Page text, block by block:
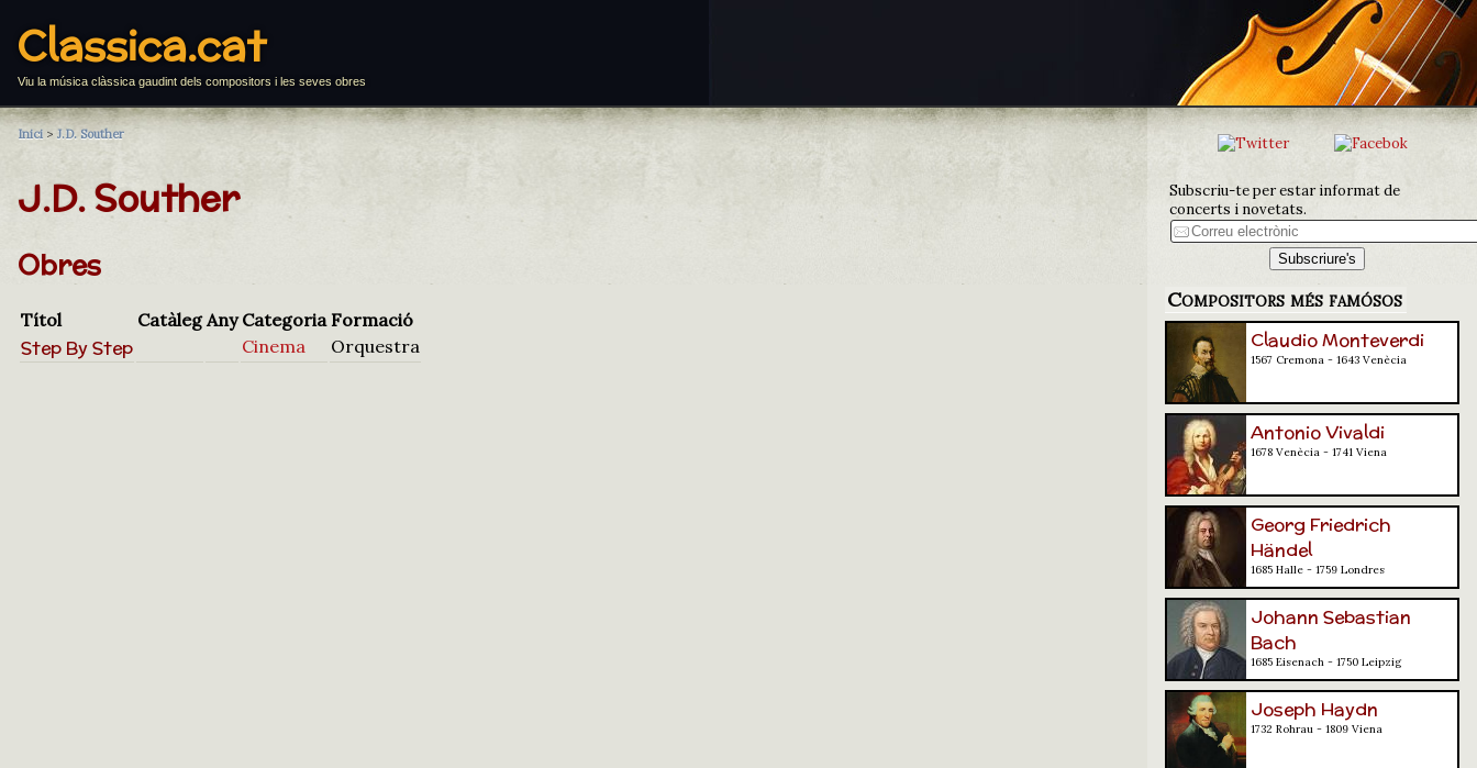
Classica.cat
Viu la música clàssica gaudint dels compositors i les seves obres
Inici > J.D. Souther
J.D. Souther
Obres
Títol Catàleg Any Categoria Formació
Step By Step Cinema Orquestra
Subscriu-te per estar informat de
concerts i novetats.
Compositors més famósos
Claudio Monteverdi
1567 Cremona - 1643 Venècia
Antonio Vivaldi
1678 Venècia - 1741 Viena
Georg Friedrich
Händel
1685 Halle - 1759 Londres
Johann Sebastian
Bach
1685 Eisenach - 1750 Leipzig
Joseph Haydn
1732 Rohrau - 1809 Viena